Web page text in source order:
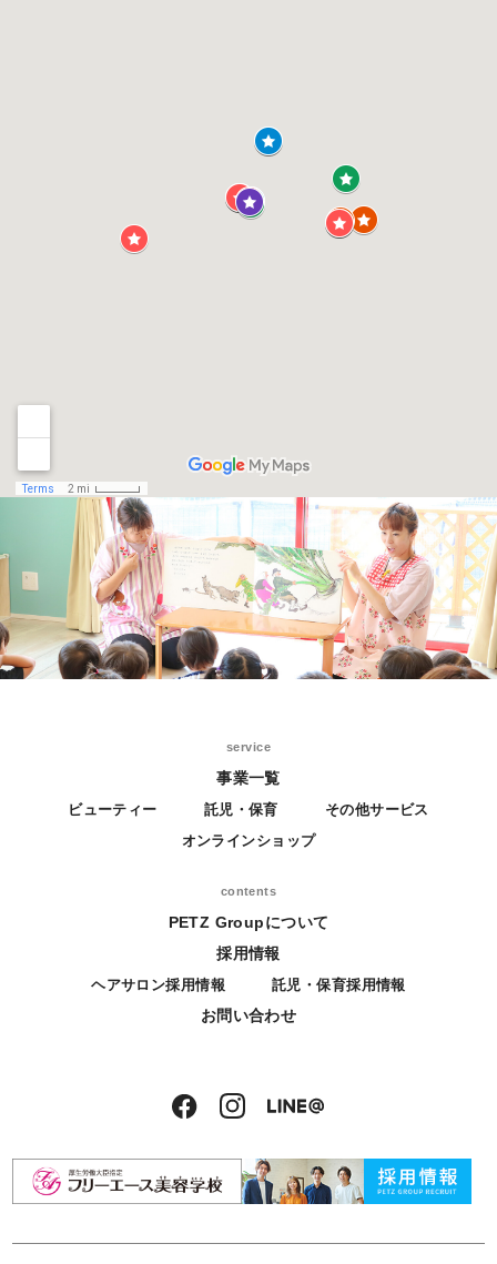
service
事業一覧
ビューティー 託児・保育
その他サービス
オンラインショップ
contents
PETZ Groupについて
採用情報
ヘアサロン採用情報 託児・保育採用情報
お問い合わせ